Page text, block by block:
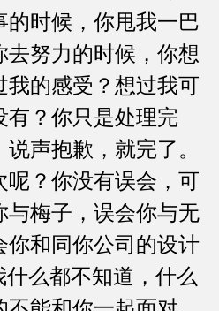
的时候，你甩我一巴
去努力的时候，你想
我的感受？想过我可
有？你只是处理完
声抱歉，就完了。
呢？你没有误会，可
与梅子，误会你与无
你和同你公司的设计
什么都不知道，什么